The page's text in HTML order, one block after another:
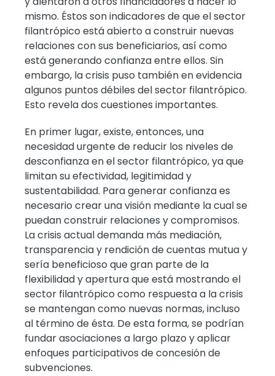
mismo. Éstos son indicadores de que el sector
filantrópico está abierto a construir nuevas
relaciones con sus beneficiarios, así como
está generando confianza entre ellos. Sin
embargo, la crisis puso también en evidencia
algunos puntos débiles del sector filantrópico.
Esto revela dos cuestiones importantes.
En primer lugar, existe, entonces, una
necesidad urgente de reducir los niveles de
desconfianza en el sector filantrópico, ya que
limitan su efectividad, legitimidad y
sustentabilidad. Para generar confianza es
necesario crear una visión mediante la cual se
puedan construir relaciones y compromisos.
La crisis actual demanda más mediación,
transparencia y rendición de cuentas mutua y
sería beneficioso que gran parte de la
flexibilidad y apertura que está mostrando el
sector filantrópico como respuesta a la crisis
se mantengan como nuevas normas, incluso
al término de ésta. De esta forma, se podrían
fundar asociaciones a largo plazo y aplicar
enfoques participativos de concesión de
subvenciones.